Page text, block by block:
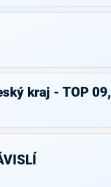
kraj - TOP 09,